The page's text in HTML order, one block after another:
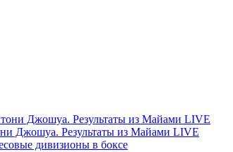
Джошуа. Результаты из Майами LIVE